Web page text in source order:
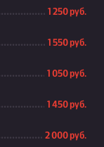
1 250 руб.
1 550 руб.
1 050 руб.
1 450 руб.
2 000 руб.